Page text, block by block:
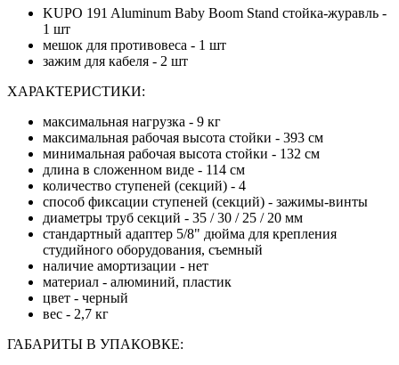
KUPO 191 Aluminum Baby Boom Stand стойка-журавль -
1 шт
мешок для противовеса - 1 шт
зажим для кабеля - 2 шт
ХАРАКТЕРИСТИКИ:
максимальная нагрузка - 9 кг
максимальная рабочая высота стойки - 393 см
минимальная рабочая высота стойки - 132 см
длина в сложенном виде - 114 см
количество ступеней (секций) - 4
способ фиксации ступеней (секций) - зажимы-винты
диаметры труб секций - 35 / 30 / 25 / 20 мм
стандартный адаптер 5/8" дюйма для крепления
студийного оборудования, съемный
наличие амортизации - нет
материал - алюминий, пластик
цвет - черный
вес - 2,7 кг
ГАБАРИТЫ В УПАКОВКЕ: